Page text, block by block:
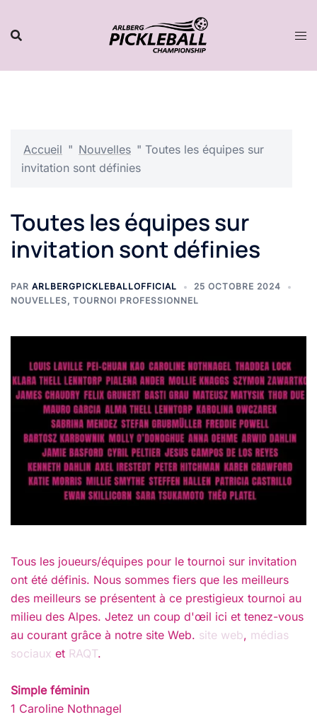
contenu
Accueil " Nouvelles " Toutes les équipes sur
invitation sont définies
Toutes les équipes sur
invitation sont définies
PAR ARLBERGPICKLEBALLOFFICIAL
25 OCTOBRE 2024
NOUVELLES, TOURNOI PROFESSIONNEL
Tous les joueurs/équipes pour le tournoi sur invitation
ont été définis. Nous sommes fiers que les meilleurs
des meilleurs se présentent à ce prestigieux tournoi au
milieu des Alpes. Jetez un coup d'œil ici et tenez-vous
au courant grâce à notre site Web. site web, médias
sociaux et RAQT.
Simple féminin
1 Caroline Nothnagel